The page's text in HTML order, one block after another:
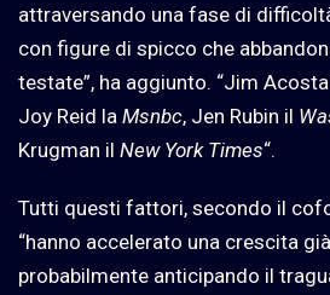
attraversando una fase di
con figure di spicco che
testate”, ha aggiunto. “Jim
Joy Reid la Msnbc, Jen Rubin il
Krugman il New York Times“.
Tutti questi fattori, secondo il
“hanno accelerato una crescita
probabilmente anticipando il